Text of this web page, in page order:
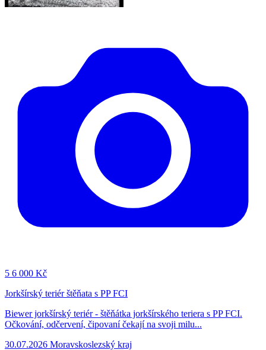
5 6 000 Kč
Jorkšírský teriér štěňata s PP FCI
Biewer jorkšírský teriér - štěňátka jorkšírského teriera s PP FCI.
Očkování, odčervení, čipovaní čekají na svoji milu...
30.07.2026 Moravskoslezský kraj